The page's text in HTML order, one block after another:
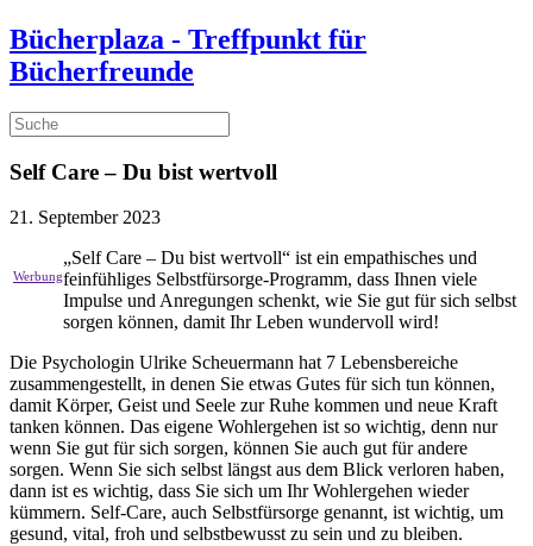
Bücherplaza - Treffpunkt für
Bücherfreunde
Self Care – Du bist wertvoll
21. September 2023
„Self Care – Du bist wertvoll“ ist ein empathisches und
feinfühliges Selbstfürsorge-Programm, dass Ihnen viele
Impulse und Anregungen schenkt, wie Sie gut für sich selbst
sorgen können, damit Ihr Leben wundervoll wird!
Die Psychologin Ulrike Scheuermann hat 7 Lebensbereiche
zusammengestellt, in denen Sie etwas Gutes für sich tun können,
damit Körper, Geist und Seele zur Ruhe kommen und neue Kraft
tanken können. Das eigene Wohlergehen ist so wichtig, denn nur
wenn Sie gut für sich sorgen, können Sie auch gut für andere
sorgen. Wenn Sie sich selbst längst aus dem Blick verloren haben,
dann ist es wichtig, dass Sie sich um Ihr Wohlergehen wieder
kümmern. Self-Care, auch Selbstfürsorge genannt, ist wichtig, um
gesund, vital, froh und selbstbewusst zu sein und zu bleiben.